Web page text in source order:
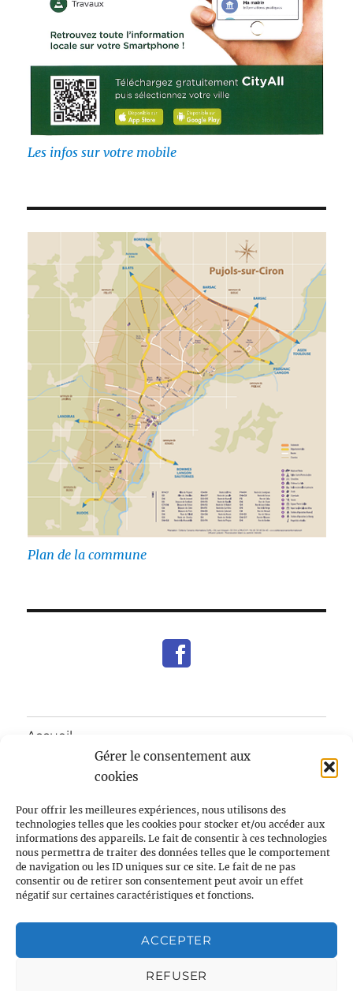
Gérer le consentement aux
cookies
Pour offrir les meilleures expériences, nous utilisons des
technologies telles que les cookies pour stocker et/ou accéder aux
informations des appareils. Le fait de consentir à ces technologies
nous permettra de traiter des données telles que le comportement
de navigation ou les ID uniques sur ce site. Le fait de ne pas
consentir ou de retirer son consentement peut avoir un effet
négatif sur certaines caractéristiques et fonctions.
ACCEPTER
REFUSER
Les infos sur votre mobile
Plan de la commune
Accueil
ouvrir
Notre village
le
sous-
menu
Enfants/Jeunes/Ecole
ouvrir
le
sous-
menu
Intercommunalité
ouvrir
menu
ouvrir
menu
continuant à utiliser ce site Web, vous acceptez leur utilisation.
Pour en savoir plus, notamment sur la façon de contrôler les